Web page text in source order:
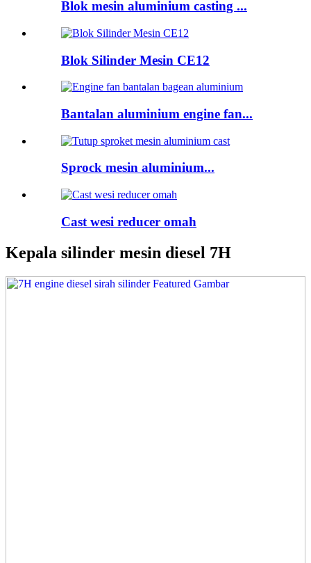
Blok mesin aluminium casting ...
Blok Silinder Mesin CE12
Bantalan aluminium engine fan...
Sprock mesin aluminium...
Cast wesi reducer omah
Kepala silinder mesin diesel 7H